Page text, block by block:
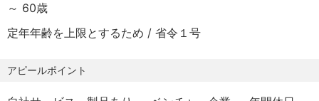
生み出しています。
を受賞し、世界的にも注目されています。
《福利厚生》
・社会保険完備（雇用保険、労災保険、厚生年金、健康保
険、介護保険）
・フリードリンクあり（コーヒーマシン、お茶、お水、
他）
い方
・チームと連携しながら、事業づくりに関わってみたい方
～ 60歳
定年年齢を上限とするため / 省令１号
アピールポイント